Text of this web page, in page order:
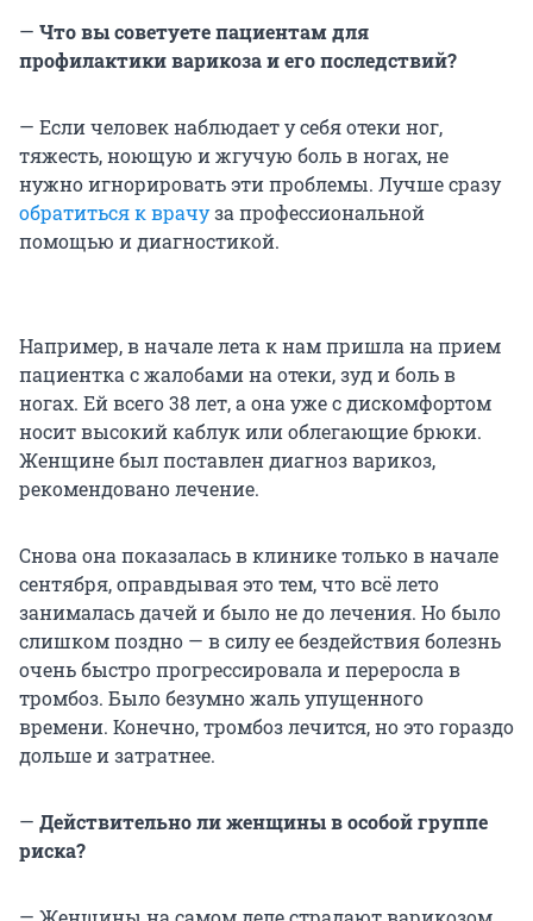
— Что вы советуете пациентам для
профилактики варикоза и его последствий?
— Если человек наблюдает у себя отеки ног,
тяжесть, ноющую и жгучую боль в ногах, не
нужно игнорировать эти проблемы. Лучше сразу
обратиться к врачуза профессиональной
помощью и диагностикой.
Например, в начале лета к нам пришла на прием
пациентка с жалобами на отеки, зуд и боль в
ногах. Ей всего 38 лет, а она уже с дискомфортом
носит высокий каблук или облегающие брюки.
Женщине был поставлен диагноз варикоз,
рекомендовано лечение.
Снова она показалась в клинике только в начале
сентября, оправдывая это тем, что всё лето
занималась дачей и было не до лечения. Но было
слишком поздно — в силу ее бездействия болезнь
очень быстро прогрессировала и переросла в
тромбоз. Было безумно жаль упущенного
времени. Конечно, тромбоз лечится, но это гораздо
дольше и затратнее.
— Действительно ли женщины в особой группе
риска?